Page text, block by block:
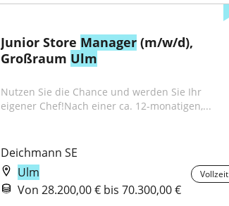
Junior Store Manager (m/w/d),
Großraum Ulm
Nutzen Sie die Chance und werden Sie Ihr
eigener Chef!Nach einer ca. 12-monatigen,...
Deichmann SE
Ulm
Vollzeit
Von 28.200,00 € bis 70.300,00 €